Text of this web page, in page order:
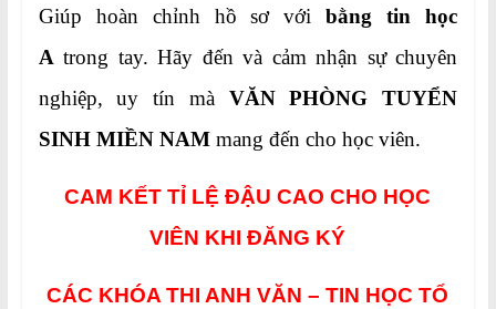
Giúp hoàn chỉnh hồ sơ vớibằng tin học
Atrong tay. Hãy đến và cảm nhận sự chuyên
nghiệp, uy tín mà VĂN PHÒNG TUYỂN
SINH MIỀN NAMmang đến cho học viên.
CAM KẾT TỈ LỆ ĐẬU CAO CHO HỌC
VIÊN KHI ĐĂNG KÝ
CÁC KHÓA THI ANH VĂN – TIN HỌC TỔ